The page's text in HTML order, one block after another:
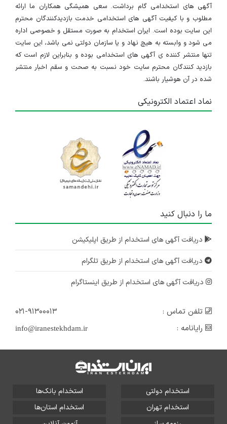
آگهی های استخدامی گام برداشت. سعی همیشگی همکاران ما ارائه
مطلوب و با کیفیت آگهی های استخدامی خدمت بازدیدکنندگان محترم
این سایت بوده است. ایران استخدام به صورت مستقل و خصوصی اداره
می شود و وابسته به هیچ نهاد و یا سازمان دولتی نمی باشد، این سایت
تنها منتشر کننده ی آگهی های استخدامی بوده و بنابراین لازم است که
بازدید کنندگان محترم سایت خود نسبت به صحت و سقم اخبار منتشر
شده در آن هوشیار باشند.
نماد اعتماد الکترونیکی
ما را دنبال کنید
دریافت آگهی های استخدام از طریق اپلیکیشن
دریافت آگهی های استخدام از طریق تلگرام
دریافت آگهی های استخدام از طریق اینستاگرام
تلفن تماس :
۰۲۱-۹۱۳۰۰۰۱۳
رایانامه :
info@iranestekhdam.ir
استخدام دولتی
استخدام بانک‌ها
استخدام تهران
استخدام استان‌ها